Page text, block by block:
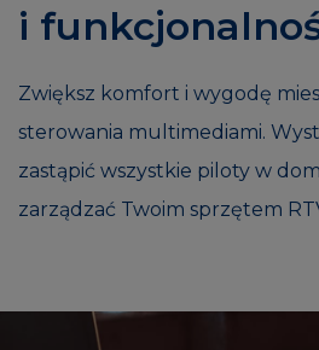
i
Zwiększ komfort i wygodę
sterowania multimediami.
zastąpić wszystkie piloty w
zarządzać Twoim sprzętem